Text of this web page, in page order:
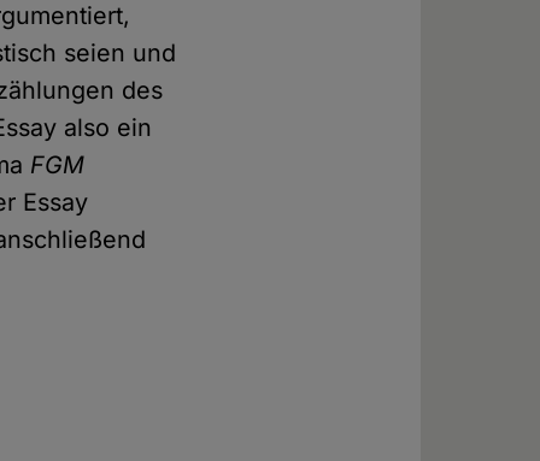
seien und
des
also ein
FGM
Essay